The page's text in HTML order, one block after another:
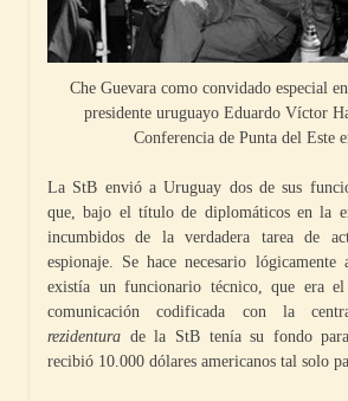
Che Guevara como convidado especial
presidente uruguayo Eduardo Víctor
Conferencia de Punta del Este
La StB envió a Uruguay dos de sus
que, bajo el título de diplomáticos en la
incumbidos de la verdadera tarea de
espionaje. Se hace necesario lógicamente
existía un funcionario técnico, que era
comunicación codificada con la
rezidentura de la StB tenía su fondo
recibió 10.000 dólares americanos tal solo